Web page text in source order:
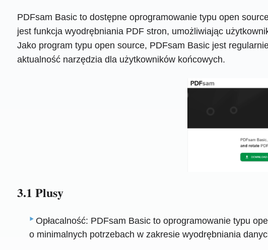
PDFsam Basic to dostępne oprogramowanie typu open
jest funkcja wyodrębniania PDF stron, umożliwiając
Jako program typu open source, PDFsam Basic jest
aktualność narzędzia dla użytkowników końcowych.
3.1 Plusy
Opłacalność: PDFsam Basic to oprogramowanie typu
o minimalnych potrzebach w zakresie wyodrębniania